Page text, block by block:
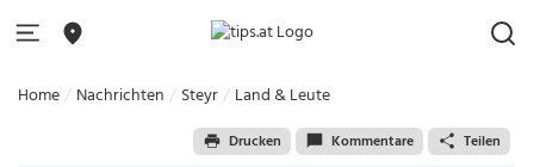
Home Nachrichten Steyr Land & Leute
Drucken Kommentare Teilen